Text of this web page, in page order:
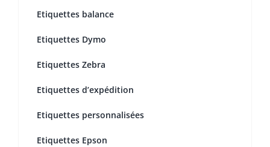
Etiquettes balance
Etiquettes Dymo
Etiquettes Zebra
Etiquettes d’expédition
Etiquettes personnalisées
Etiquettes Epson